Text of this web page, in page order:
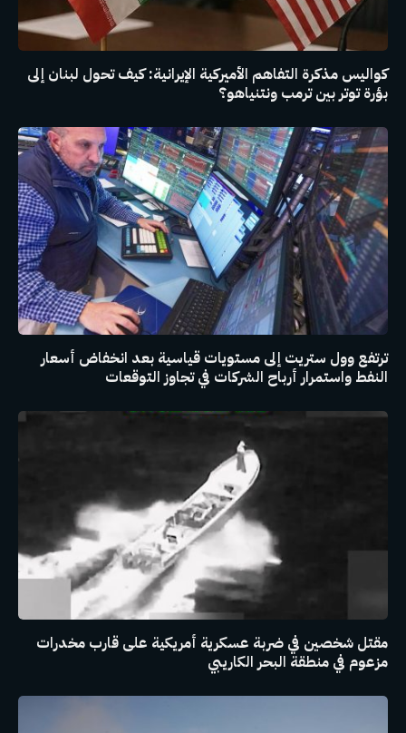
كواليس مذكرة التفاهم الأميركية الإيرانية: كيف تحول لبنان إلى
بؤرة توتر بين ترمب ونتنياهو؟
ترتفع وول ستريت إلى مستويات قياسية بعد انخفاض أسعار
النفط واستمرار أرباح الشركات في تجاوز التوقعات
مقتل شخصين في ضربة عسكرية أمريكية على قارب مخدرات
مزعوم في منطقة البحر الكاريبي